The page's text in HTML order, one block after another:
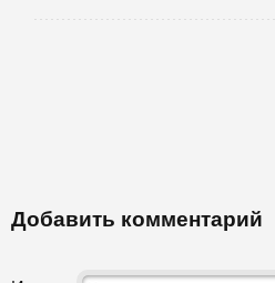
Добавить комментарий